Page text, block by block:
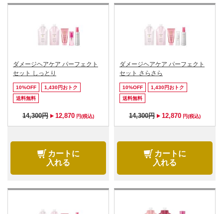
ダメージヘアケア パーフェクト
セット しっとり
10%OFF
1,430円おトク
送料無料
14,300円 12,870 円(税込)
カートに
入れる
ダメージヘアケア パーフェクト
セット さらさら
10%OFF
1,430円おトク
送料無料
14,300円 12,870 円(税込)
カートに
入れる